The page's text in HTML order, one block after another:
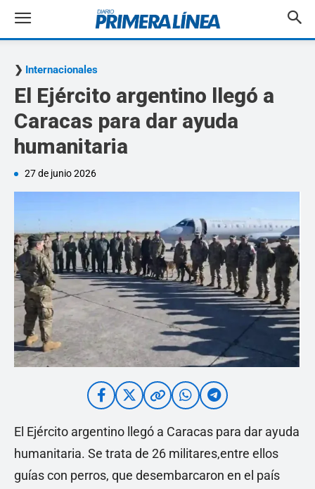
Internacionales
El Ejército argentino llegó a
Caracas para dar ayuda
humanitaria
27 de junio 2026
El Ejército argentino llegó a Caracas para dar ayuda
humanitaria. Se trata de 26 militares,entre ellos
guías con perros, que desembarcaron en el país